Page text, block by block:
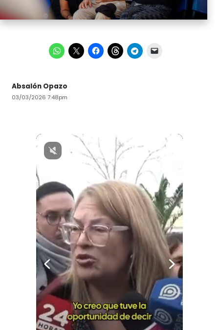
Absalón Opazo
03/03/2026 7:48pm